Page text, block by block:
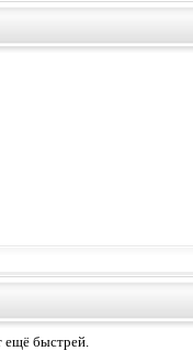
ещё быстрей.